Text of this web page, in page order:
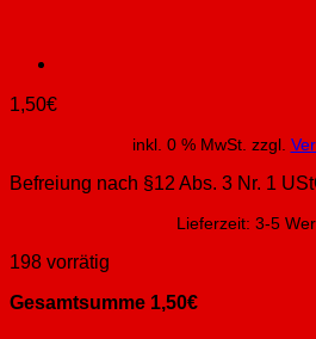
1,50€
inkl. 0 % MwSt. zzgl.
Befreiung nach §12 Abs. 3 Nr. 1
Lieferzeit: 3-5
198 vorrätig
Gesamtsumme 1,50€